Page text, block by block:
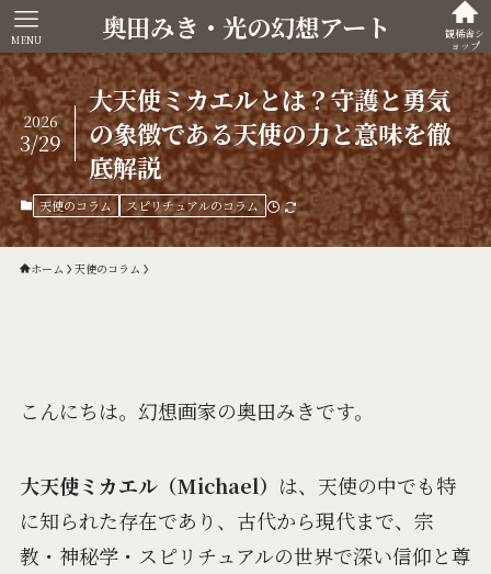
奥田みき・光の幻想アート 観稀舎シ
ョップ
MENU
大天使ミカエルとは？守護と勇気
の象徴である天使の力と意味を徹
底解説
2026
3/29
天使のコラム スピリチュアルのコラム
ホーム 天使のコラム
こんにちは。幻想画家の奥田みきです。
大天使ミカエル（Michael） は、天使の中でも特
に知られた存在であり、古代から現代まで、宗
教・神秘学・スピリチュアルの世界で深い信仰と尊